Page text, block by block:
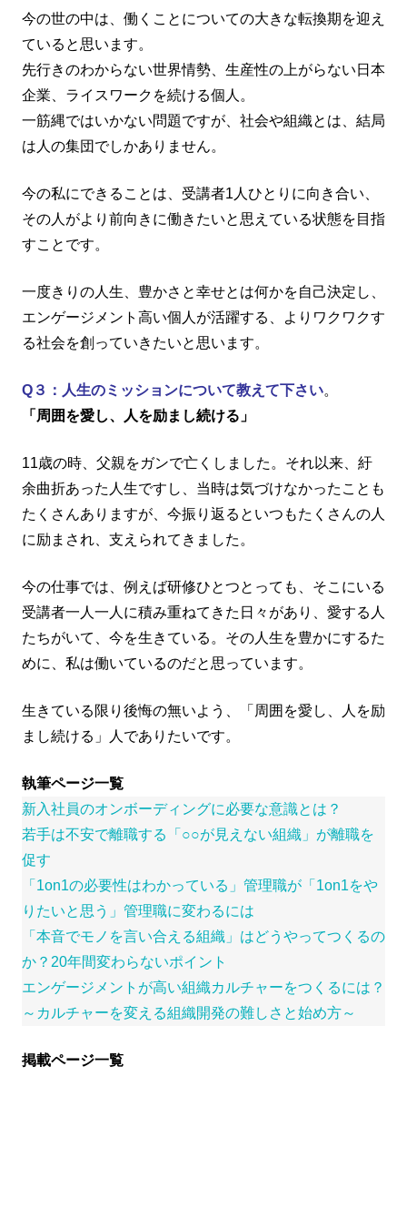
今の世の中は、働くことについての大きな転換期を迎え
ていると思います。
先行きのわからない世界情勢、生産性の上がらない日本
企業、ライスワークを続ける個人。
一筋縄ではいかない問題ですが、社会や組織とは、結局
は人の集団でしかありません。
今の私にできることは、受講者1人ひとりに向き合い、
その人がより前向きに働きたいと思えている状態を目指
すことです。
一度きりの人生、豊かさと幸せとは何かを自己決定し、
エンゲージメント高い個人が活躍する、よりワクワクす
る社会を創っていきたいと思います。
Q３：人生のミッションについて教えて下さい。
「周囲を愛し、人を励まし続ける」
11歳の時、父親をガンで亡くしました。それ以来、紆
余曲折あった人生ですし、当時は気づけなかったことも
たくさんありますが、今振り返るといつもたくさんの人
に励まされ、支えられてきました。
今の仕事では、例えば研修ひとつとっても、そこにいる
受講者一人一人に積み重ねてきた日々があり、愛する人
たちがいて、今を生きている。その人生を豊かにするた
めに、私は働いているのだと思っています。
生きている限り後悔の無いよう、「周囲を愛し、人を励
まし続ける」人でありたいです。
執筆ページ一覧
新入社員のオンボーディングに必要な意識とは？
若手は不安で離職する「○○が見えない組織」が離職を
促す
「1on1の必要性はわかっている」管理職が「1on1をや
りたいと思う」管理職に変わるには
「本音でモノを言い合える組織」はどうやってつくるの
か？20年間変わらないポイント
エンゲージメントが高い組織カルチャーをつくるには？
～カルチャーを変える組織開発の難しさと始め方～
掲載ページ一覧